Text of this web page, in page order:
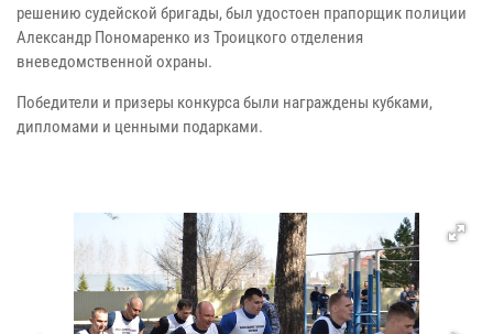
решению судейской бригады, был удостоен прапорщик полиции
Александр Пономаренко из Троицкого отделения
вневедомственной охраны.
Победители и призеры конкурса были награждены кубками,
дипломами и ценными подарками.